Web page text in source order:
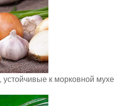
к морковной мухе